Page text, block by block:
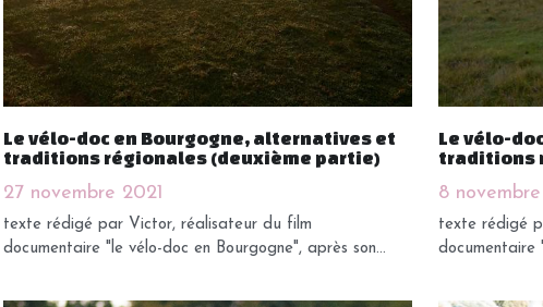
Le vélo-doc en Bourgogne, alternatives et
traditions régionales (deuxième partie)
27 novembre 2021
texte rédigé par Victor, réalisateur du film
documentaire "le vélo-doc en Bourgogne", après son...
Le vélo-
traditions
8
texte rédigé
documentaire